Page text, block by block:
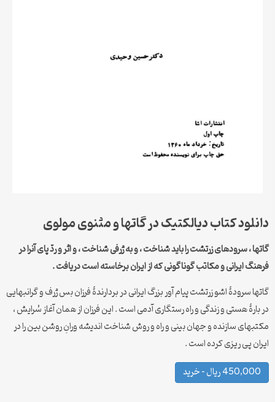
دانلود کتاب دیالکتیک در گاتها و مثنوی مولوی
گاتها ، سرودهای زرتشت را باید شناخت ، و به ژرفی شناخت ، و اثر و ردّ پای آنرا در
فرهنگ ایرانی و مکاتب گوناگونی که از ایران برخاسته است دریافت .
گاتها سرودۀ اشو زرتشت پیام آور بزرگ ایرانی در بردارندۀ فرزان بس ژرف و گرانبهایی
در بارۀ هستی و زندگی و راه رستگاری آدمی است . این فرزان از همان آغاز سُرایش ،
مکتبهای سازنده و جهان بینی و راه و روش شناخت اندیشه ورانِ روشن بین را در
ایران پی ریزی کرده است .
450,000 ریال – خرید